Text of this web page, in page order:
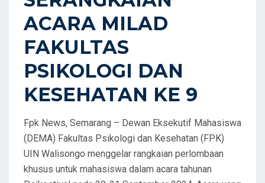
ACARA MILAD
FAKULTAS
PSIKOLOGI DAN
KESEHATAN KE 9
Fpk News, Semarang – Dewan Eksekutif Mahasiswa
(DEMA) Fakultas Psikologi dan Kesehatan (FPK)
UIN Walisongo menggelar rangkaian perlombaan
khusus untuk mahasiswa dalam acara tahunan